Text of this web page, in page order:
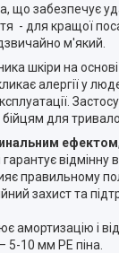
забезпечує
- для кращої
м'який.
шкіри на
алергії у
для
ефектом
відмінну
правильному
захист та
амортизацію і
5-10 мм PE піна.